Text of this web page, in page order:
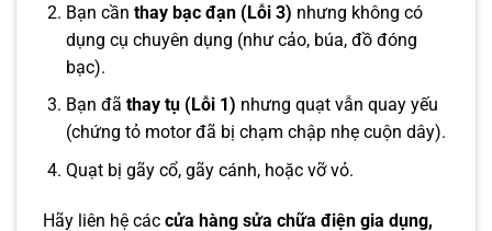
Bạn cần thay bạc đạn (Lỗi 3) nhưng không có
dụng cụ chuyên dụng (như cảo, búa, đồ đóng
bạc).
Bạn đã thay tụ (Lỗi 1) nhưng quạt vẫn quay yếu
(chứng tỏ motor đã bị chạm chập nhẹ cuộn dây).
Quạt bị gãy cổ, gãy cánh, hoặc vỡ vỏ.
Hãy liên hệ các cửa hàng sửa chữa điện gia dụng,